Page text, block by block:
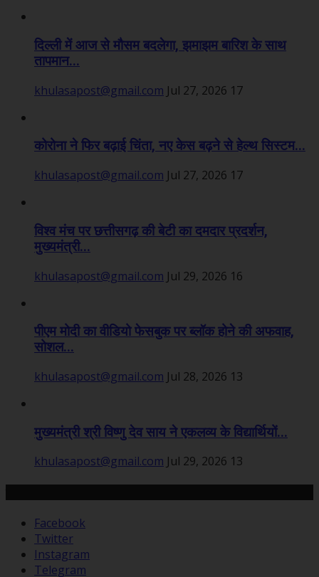
दिल्ली में आज से मौसम बदलेगा, झमाझम बारिश के साथ
तापमान...
khulasapost@gmail.com Jul 27, 2026 17
कोरोना ने फिर बढ़ाई चिंता, नए केस बढ़ने से हेल्थ सिस्टम...
khulasapost@gmail.com Jul 27, 2026 17
विश्व मंच पर छत्तीसगढ़ की बेटी का दमदार प्रदर्शन,
मुख्यमंत्री...
khulasapost@gmail.com Jul 29, 2026 16
पीएम मोदी का वीडियो फेसबुक पर ब्लॉक होने की अफवाह,
सोशल...
khulasapost@gmail.com Jul 28, 2026 13
मुख्यमंत्री श्री विष्णु देव साय ने एकलव्य के विद्यार्थियों...
khulasapost@gmail.com Jul 29, 2026 13
Facebook
Twitter
Instagram
Telegram